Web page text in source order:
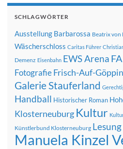
SCHLAGWÖRTER
Ausstellung Barbarossa Beatrix von
Wäscherschloss Caritas Führer
Demenz Eisenbahn EWS Arena
FotografieFrisch-Auf-
Galerie Stauferland
Handball Historischer Roman
Klosterneuburg Kultur
Künstlerbund Klosterneuburg Lesung
Manuela Kinzel